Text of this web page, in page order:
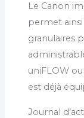
Le Canon
permet
granulaires
uniFLOW
est déjà
Journal